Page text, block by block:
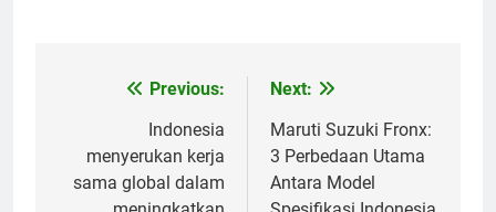
navigation
Previous:
Indonesia
menyerukan kerja
sama global dalam
Next:
Maruti Suzuki Fronx:
3 Perbedaan Utama
Antara Model